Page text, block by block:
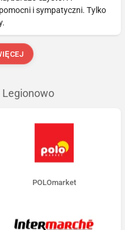
i sympatyczni. Tylko
Legionowo
POLOmarket